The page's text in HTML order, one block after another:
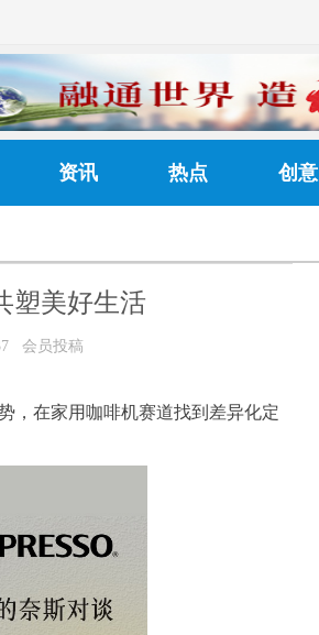
资讯 热点 创意
塑美好生活
会员投稿
，在家用咖啡机赛道找到差异化定